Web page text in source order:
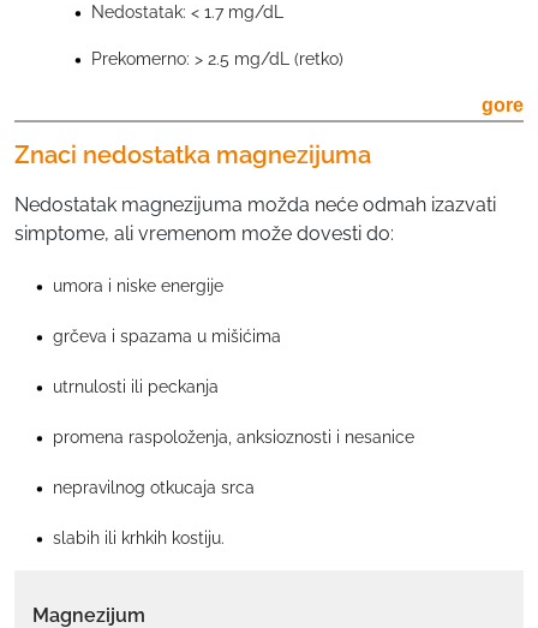
Nedostatak: < 1.7 mg/dL
Prekomerno: > 2.5 mg/dL (retko)
gore
Znaci nedostatka magnezijuma
Nedostatak magnezijuma možda neće odmah izazvati
simptome, ali vremenom može dovesti do:
umora i niske energije
grčeva i spazama u mišićima
utrnulosti ili peckanja
promena raspoloženja, anksioznosti i nesanice
nepravilnog otkucaja srca
slabih ili krhkih kostiju.
Magnezijum